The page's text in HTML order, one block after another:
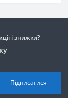
і знижки?
Підписатися